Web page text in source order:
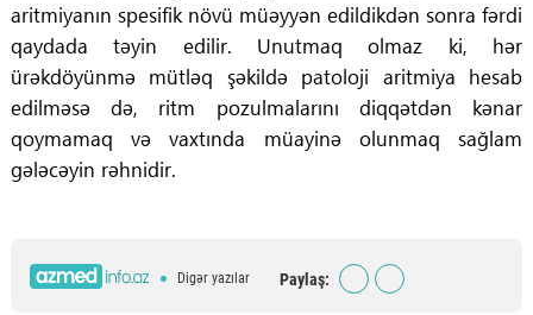
aritmiyanın spesifik növü müəyyən edildikdən sonra fərdi
qaydada təyin edilir. Unutmaq olmaz ki, hər
ürəkdöyünmə mütləq şəkildə patoloji aritmiya hesab
edilməsə də, ritm pozulmalarını diqqətdən kənar
qoymamaq və vaxtında müayinə olunmaq sağlam
gələcəyin rəhnidir.
Digər yazılar Paylaş: